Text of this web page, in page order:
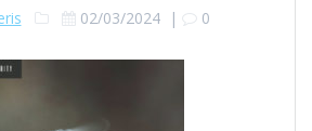
02/03/2024| 0